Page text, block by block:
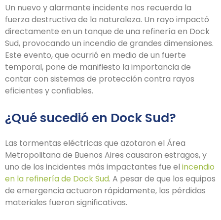
Un nuevo y alarmante incidente nos recuerda la
fuerza destructiva de la naturaleza. Un rayo impactó
directamente en un tanque de una refinería en Dock
Sud, provocando un incendio de grandes dimensiones.
Este evento, que ocurrió en medio de un fuerte
temporal, pone de manifiesto la importancia de
contar con sistemas de protección contra rayos
eficientes y confiables.
¿Qué sucedió en Dock Sud?
Las tormentas eléctricas que azotaron el Área
Metropolitana de Buenos Aires causaron estragos, y
uno de los incidentes más impactantes fue el incendio
en la refinería de Dock Sud. A pesar de que los equipos
de emergencia actuaron rápidamente, las pérdidas
materiales fueron significativas.